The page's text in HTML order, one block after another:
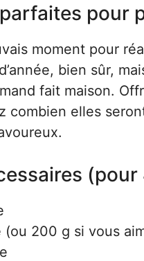
pour
moment pour
bien sûr,
fait maison.
combien elles
(pour
(ou 200 g si vous